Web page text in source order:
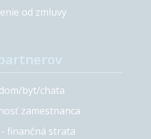
od zmluvy
byt/chata
zamestnanca
- finančná strata